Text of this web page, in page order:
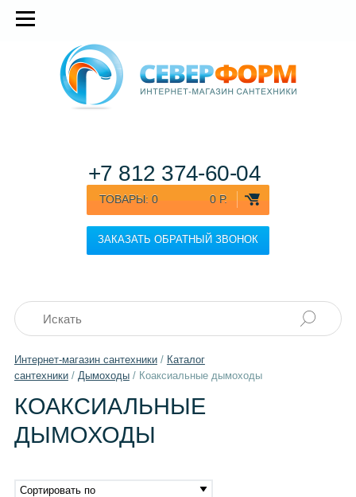
ТОВАРЫ: 0 0 Р.
ЗАКАЗАТЬ ОБРАТНЫЙ ЗВОНОК
+7 812 374-60-04
Интернет-магазин сантехники/ Каталог
сантехники/ Дымоходы/ Коаксиальные дымоходы
КОАКСИАЛЬНЫЕ
ДЫМОХОДЫ
Сортировать по